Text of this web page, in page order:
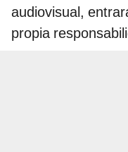
audiovisual,
propia